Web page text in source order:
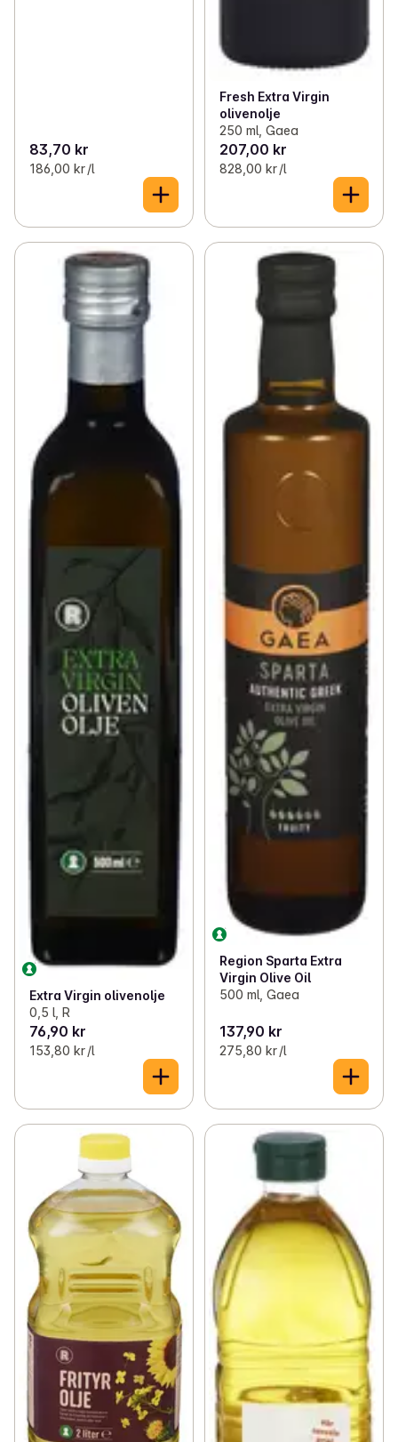
83,70 kr
186,00 kr /l
Fresh Extra Virgin
olivenolje
250 ml, Gaea
207,00 kr
828,00 kr /l
Extra Virgin olivenolje
0,5 l, R
76,90 kr
153,80 kr /l
Region Sparta Extra
Virgin Olive Oil
500 ml, Gaea
137,90 kr
275,80 kr /l